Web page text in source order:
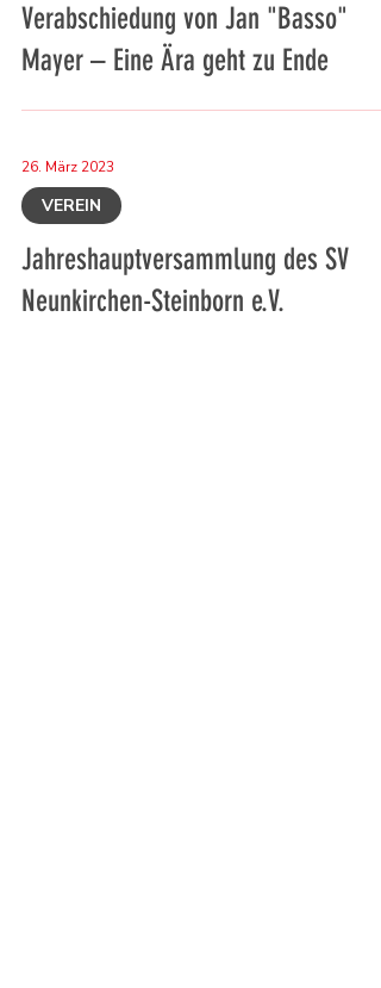
Verabschiedung von Jan "Basso"
Mayer – Eine Ära geht zu Ende
26. März 2023
VEREIN
Jahreshauptversammlung des SV
Neunkirchen-Steinborn e.V.